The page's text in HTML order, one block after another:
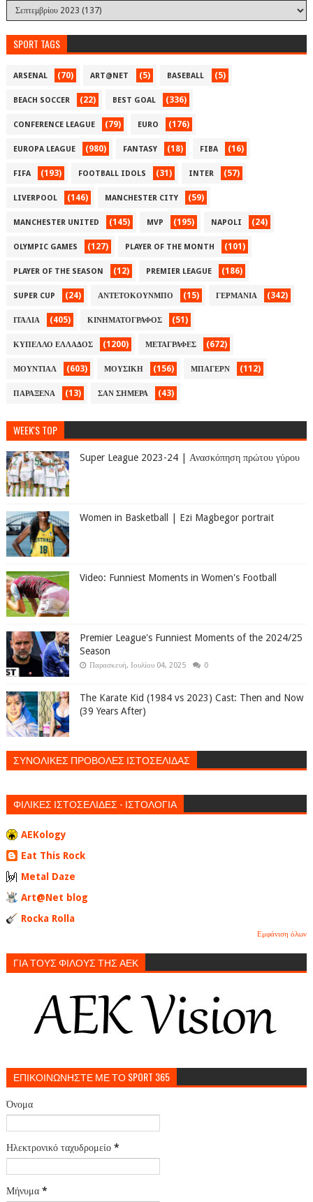
SPORT TAGS
ARSENAL (70) ART@NET (5) BASEBALL (5)
BEACH SOCCER (22) BEST GOAL (336)
CONFERENCE LEAGUE (79) EURO (176)
EUROPA LEAGUE (980) FANTASY (18) FIBA (16)
FIFA (193) FOOTBALL IDOLS (31) INTER (57)
LIVERPOOL (146) MANCHESTER CITY (59)
MANCHESTER UNITED (145) MVP (195) NAPOLI (24)
OLYMPIC GAMES (127) PLAYER OF THE MONTH (101)
PLAYER OF THE SEASON (12) PREMIER LEAGUE (186)
SUPER CUP (24) ΑΝΤΕΤΟΚΟΥΝΜΠΟ (15) ΓΕΡΜΑΝΙΑ (342)
ΙΤΑΛΙΑ (405) ΚΙΝΗΜΑΤΟΓΡΑΦΟΣ (51)
ΚΥΠΕΛΛΟ ΕΛΛΑΔΟΣ (1200) ΜΕΤΑΓΡΑΦΕΣ (672)
ΜΟΥΝΤΙΑΛ (603) ΜΟΥΣΙΚΗ (156) ΜΠΑΓΕΡΝ (112)
ΠΑΡΑΞΕΝΑ (13) ΣΑΝ ΣΗΜΕΡΑ (43)
WEEK'S TOP
Super League 2023-24 | Ανασκόπηση πρώτου γύρου
Women in Basketball | Ezi Magbegor portrait
Video: Funniest Moments in Women's Football
Premier League's Funniest Moments of the 2024/25
Season
Παρασκευή, Ιουλίου 04, 2025 0
The Karate Kid (1984 vs 2023) Cast: Then and Now
(39 Years After)
ΣΥΝΟΛΙΚΕΣ ΠΡΟΒΟΛΕΣ ΙΣΤΟΣΕΛΙΔΑΣ
ΦΙΛΙΚΕΣ ΙΣΤΟΣΕΛΙΔΕΣ - ΙΣΤΟΛΟΓΙΑ
AEKology
Eat This Rock
Metal Daze
Art@Net blog
Rocka Rolla
Εμφάνιση όλων
ΓΙΑ ΤΟΥΣ ΦΙΛΟΥΣ ΤΗΣ ΑΕΚ
ΕΠΙΚΟΙΝΩΝΗΣΤΕ ΜΕ ΤΟ SPORT 365
Όνομα
Ηλεκτρονικό ταχυδρομείο *
Μήνυμα *